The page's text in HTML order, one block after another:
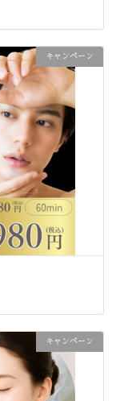
キャンペーン
キャンペーン